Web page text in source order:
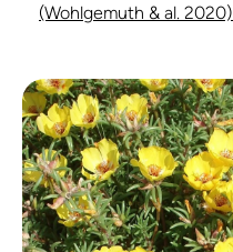
(Wohlgemuth & al. 2020)